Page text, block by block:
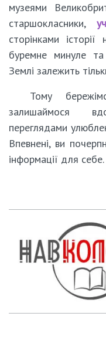
музеями
старшокласники,
сторінками
буремне минуле
Землі залежить
Тому
залишаймося
переглядами
Впевнені, ви
інформації для себе.